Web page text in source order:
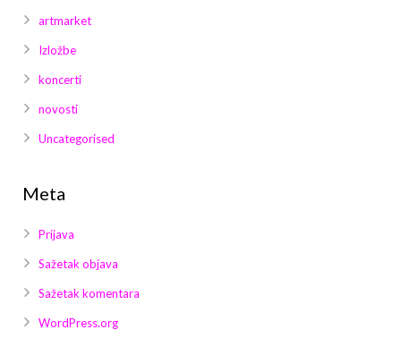
artmarket
Izložbe
koncerti
novosti
Uncategorised
Meta
Prijava
Sažetak objava
Sažetak komentara
WordPress.org